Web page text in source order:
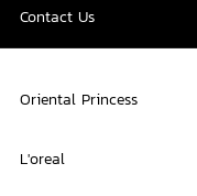
Contact Us
Oriental Princess
L'oreal